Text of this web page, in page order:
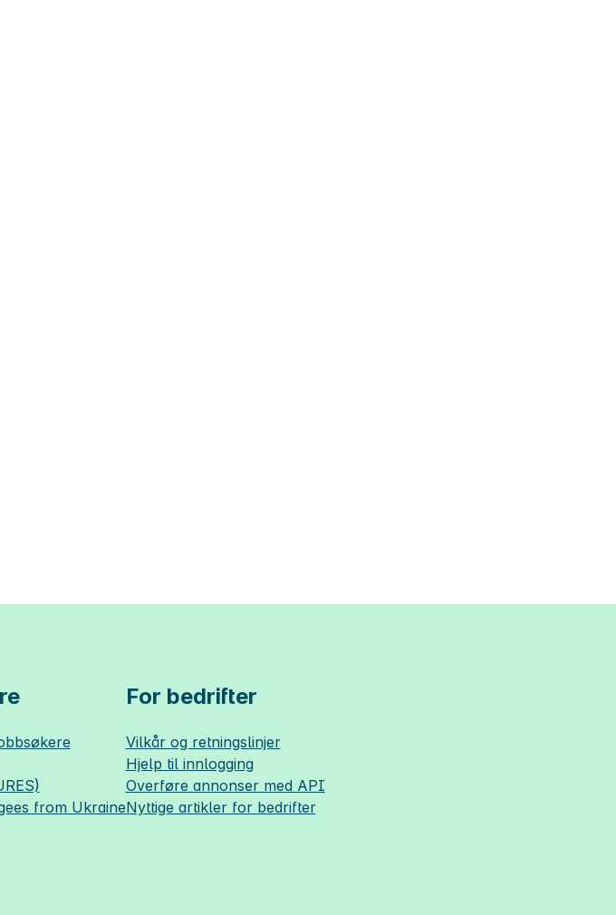
from Ukraine
For bedrifter
Vilkår og retningslinjer
Hjelp til innlogging
Overføre annonser med API
Nyttige artikler for bedrifter